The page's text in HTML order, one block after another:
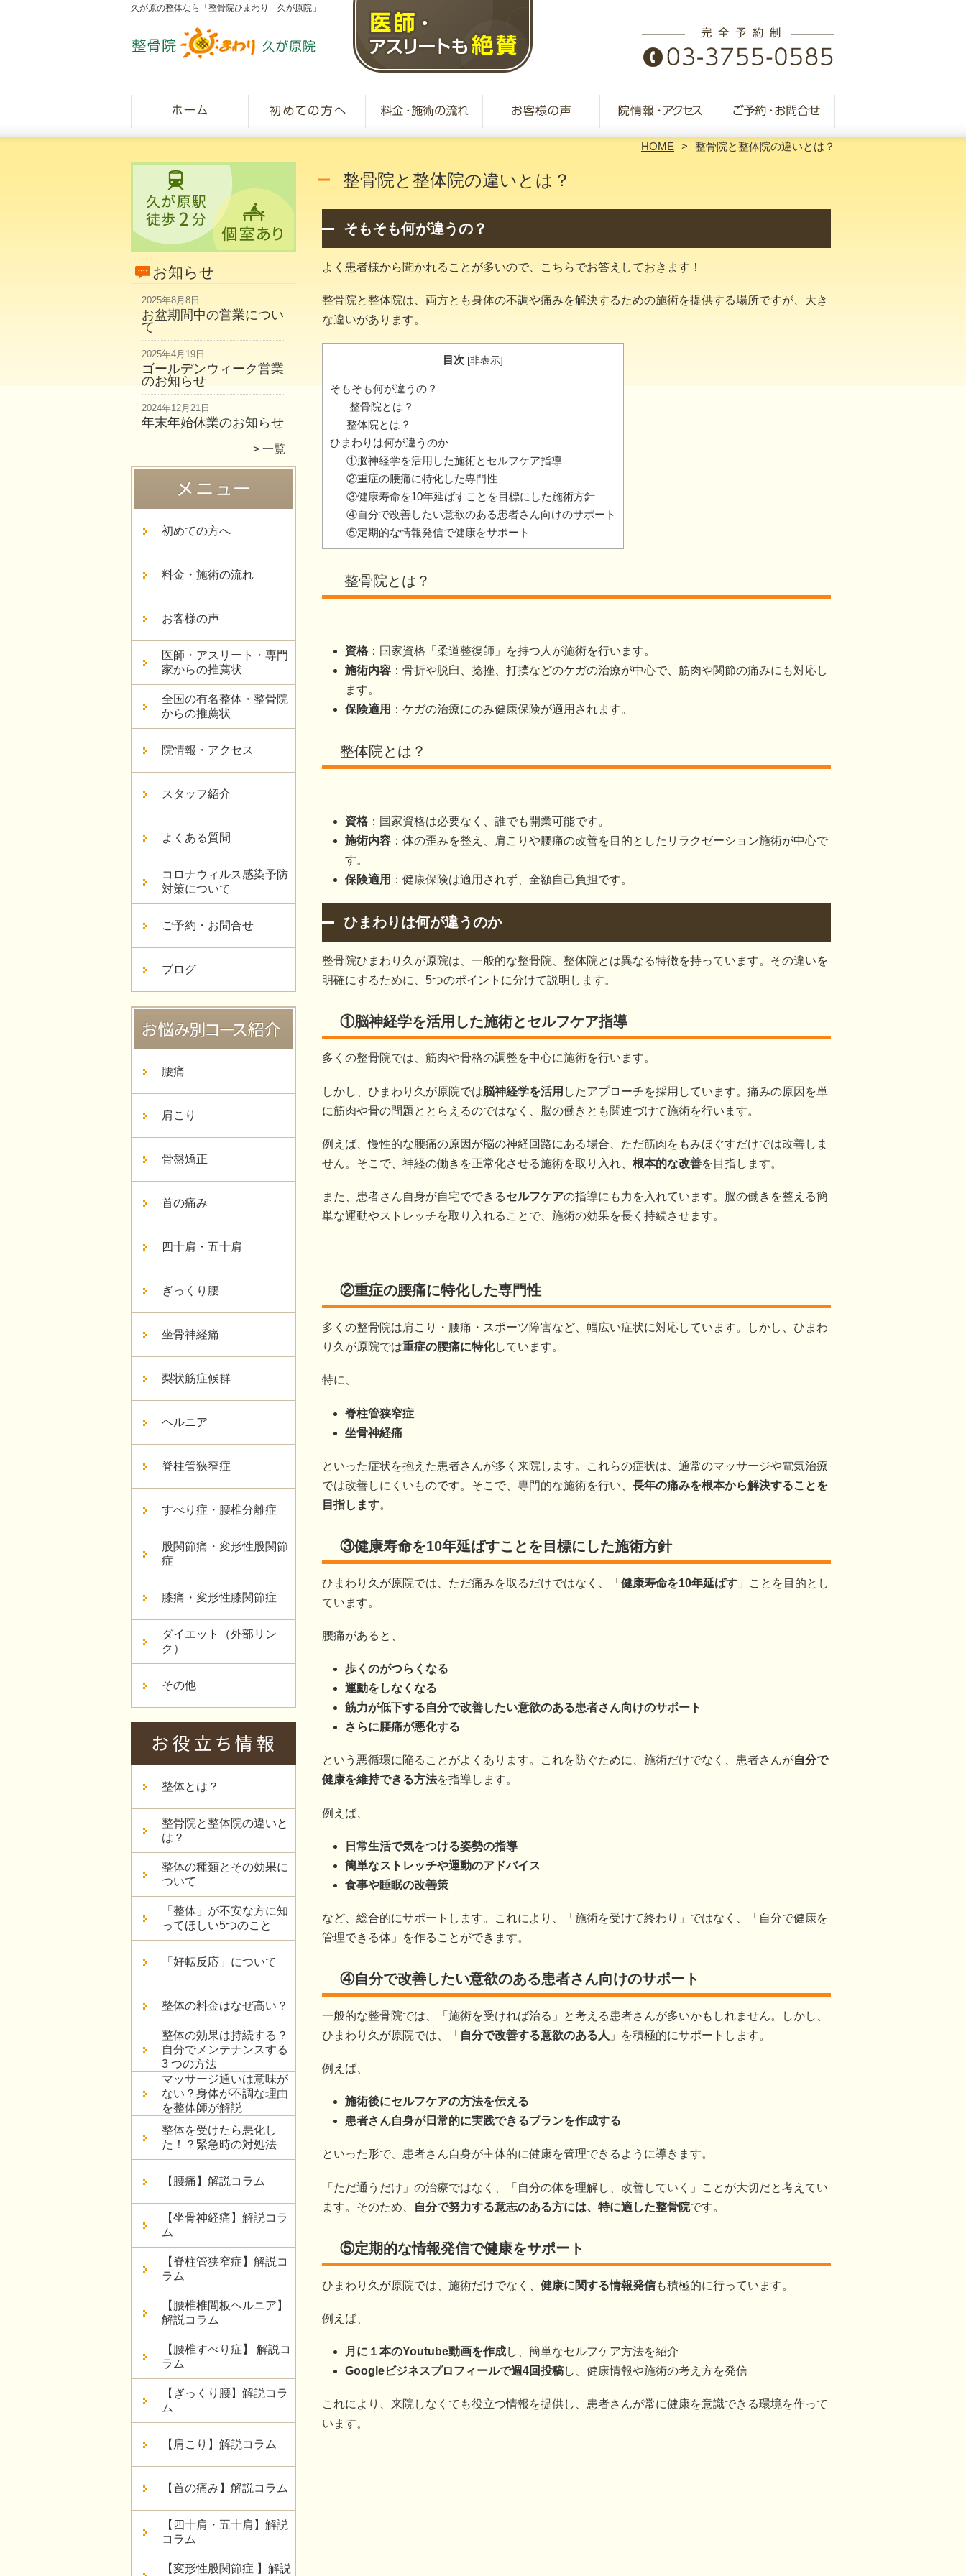
久が原の整体なら「整骨院ひまわり 久が原院」
HOME 整骨院と整体院の違いとは？
お知らせ
2025年8月8日
お盆期間中の営業につい
て
2025年4月19日
ゴールデンウィーク営業
のお知らせ
2024年12月21日
年末年始休業のお知らせ
一覧
初めての方へ
料金・施術の流れ
お客様の声
医師・アスリート・専門
家からの推薦状
全国の有名整体・整骨院
からの推薦状
院情報・アクセス
スタッフ紹介
よくある質問
コロナウィルス感染予防
対策について
ご予約・お問合せ
ブログ
腰痛
肩こり
骨盤矯正
首の痛み
四十肩・五十肩
ぎっくり腰
坐骨神経痛
梨状筋症候群
ヘルニア
脊柱管狭窄症
すべり症・腰椎分離症
股関節痛・変形性股関節
症
膝痛・変形性膝関節症
ダイエット（外部リン
ク）
その他
整体とは？
整骨院と整体院の違いと
は？
整体の種類とその効果に
ついて
「整体」が不安な方に知
ってほしい5つのこと
「好転反応」について
整体の料金はなぜ高い？
整体の効果は持続する？
自分でメンテナンスする
3 つの方法
マッサージ通いは意味が
ない？身体が不調な理由
を整体師が解説
整体を受けたら悪化し
た！？緊急時の対処法
【腰痛】解説コラム
【坐骨神経痛】解説コラ
ム
【脊柱管狭窄症】解説コ
ラム
【腰椎椎間板ヘルニア】
解説コラム
【腰椎すべり症】 解説コ
ラム
【ぎっくり腰】解説コラ
ム
【肩こり】解説コラム
【首の痛み】解説コラム
【四十肩・五十肩】解説
コラム
【変形性股関節症 】解説
整骨院と整体院の違いとは？
そもそも何が違うの？
よく患者様から聞かれることが多いので、こちらでお答えしておきます！
整骨院と整体院は、両方とも身体の不調や痛みを解決するための施術を提供する場所ですが、大き
な違いがあります。
目次 [非表示]
そもそも何が違うの？
整骨院とは？
整体院とは？
ひまわりは何が違うのか
①脳神経学を活用した施術とセルフケア指導
②重症の腰痛に特化した専門性
③健康寿命を10年延ばすことを目標にした施術方針
④自分で改善したい意欲のある患者さん向けのサポート
⑤定期的な情報発信で健康をサポート
整骨院とは？
資格 ：国家資格「柔道整復師」を持つ人が施術を行います。
施術内容 ：骨折や脱臼、捻挫、打撲などのケガの治療が中心で、筋肉や関節の痛みにも対応し
ます。
保険適用 ：ケガの治療にのみ健康保険が適用されます。
整体院とは？
資格 ：国家資格は必要なく、誰でも開業可能です。
施術内容 ：体の歪みを整え、肩こりや腰痛の改善を目的としたリラクゼーション施術が中心で
す。
保険適用 ：健康保険は適用されず、全額自己負担です。
ひまわりは何が違うのか
整骨院ひまわり久が原院は、一般的な整骨院、整体院とは異なる特徴を持っています。その違いを
明確にするために、5つのポイントに分けて説明します。
①脳神経学を活用した施術とセルフケア指導
多くの整骨院では、筋肉や骨格の調整を中心に施術を行います。
しかし、ひまわり久が原院では脳神経学を活用 したアプローチを採用しています。痛みの原因を単
に筋肉や骨の問題ととらえるのではなく、脳の働きとも関連づけて施術を行います。
例えば、慢性的な腰痛の原因が脳の神経回路にある場合、ただ筋肉をもみほぐすだけでは改善しま
せん。そこで、神経の働きを正常化させる施術を取り入れ、 根本的な改善を目指します。
また、患者さん自身が自宅でできるセルフケアの指導にも力を入れています。脳の働きを整える簡
単な運動やストレッチを取り入れることで、施術の効果を長く持続させます。
②重症の腰痛に特化した専門性
多くの整骨院は肩こり・腰痛・スポーツ障害など、幅広い症状に対応しています。しかし、ひまわ
り久が原院では重症の腰痛に特化しています。
特に、
脊柱管狭窄症
坐骨神経痛
といった症状を抱えた患者さんが多く来院します。これらの症状は、通常のマッサージや電気治療
では改善しにくいものです。そこで、専門的な施術を行い、 長年の痛みを根本から解決することを
目指します。
③健康寿命を10年延ばすことを目標にした施術方針
ひまわり久が原院では、ただ痛みを取るだけではなく、「 健康寿命を10年延ばす 」ことを目的とし
ています。
腰痛があると、
歩くのがつらくなる
運動をしなくなる
筋力が低下する自分で改善したい意欲のある患者さん向けのサポート
さらに腰痛が悪化する
という悪循環に陥ることがよくあります。これを防ぐために、施術だけでなく、患者さんが自分で
健康を維持できる方法を指導します。
例えば、
日常生活で気をつける姿勢の指導
簡単なストレッチや運動のアドバイス
食事や睡眠の改善策
など、総合的にサポートします。これにより、「施術を受けて終わり」ではなく、「自分で健康を
管理できる体」を作ることができます。
④自分で改善したい意欲のある患者さん向けのサポート
一般的な整骨院では、「施術を受ければ治る」と考える患者さんが多いかもしれません。しかし、
ひまわり久が原院では、「 自分で改善する意欲のある人 」を積極的にサポートします。
例えば、
施術後にセルフケアの方法を伝える
患者さん自身が日常的に実践できるプランを作成する
といった形で、患者さん自身が主体的に健康を管理できるように導きます。
「ただ通うだけ」の治療ではなく、「自分の体を理解し、改善していく」ことが大切だと考えてい
ます。そのため、
自分で努力する意志のある方には、特に適した整骨院です。
⑤定期的な情報発信で健康をサポート
ひまわり久が原院では、施術だけでなく、 健康に関する情報発信も積極的に行っています。
例えば、
月に１本のYoutube動画を作成し、簡単なセルフケア方法を紹介
Googleビジネスプロフィールで週4回投稿し、健康情報や施術の考え方を発信
これにより、来院しなくても役立つ情報を提供し、患者さんが常に健康を意識できる環境を作って
います。